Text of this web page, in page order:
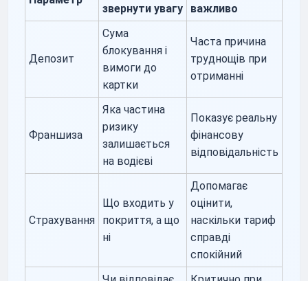
звернути увагу
важливо
Депозит
Сума
блокування і
вимоги до
картки
Часта причина
труднощів при
отриманні
Франшиза
Яка частина
ризику
залишається
на водієві
Показує реальну
фінансову
відповідальність
Страхування
Що входить у
покриття, а що
ні
Допомагає
оцінити,
наскільки тариф
справді
спокійний